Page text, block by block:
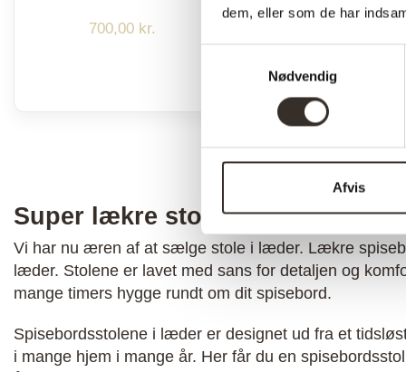
dem, eller som de har
Nødvendig
Afvis
700,00 kr.
drejefod –
Sort
2.799,00
Super lækre stole i læder
Vi har nu æren af at sælge stole i læder. Lækre
læder. Stolene er lavet med sans for detaljen og
mange timers hygge rundt om dit spisebord.
Spisebordsstolene i læder er designet ud fra et
i mange hjem i mange år. Her får du en